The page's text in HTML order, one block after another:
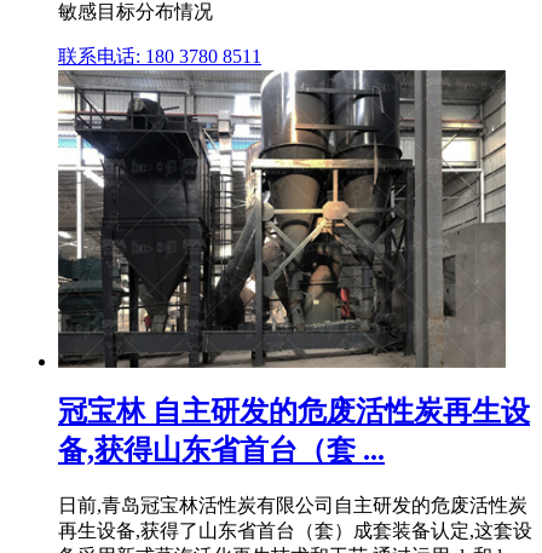
敏感目标分布情况
联系电话: 180 3780 8511
冠宝林 自主研发的危废活性炭再生设
备,获得山东省首台（套 ...
日前,青岛冠宝林活性炭有限公司自主研发的危废活性炭
再生设备,获得了山东省首台（套）成套装备认定,这套设